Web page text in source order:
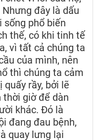
đây là dấu
sống phổ biến
thế, có khi tinh tế
vì tất cả chúng ta
của mình, nên
thì chúng ta cảm
rầy, bởi lẽ
thời giờ để dàn
khác. Đó là
đang đau bệnh,
quay lưng lại